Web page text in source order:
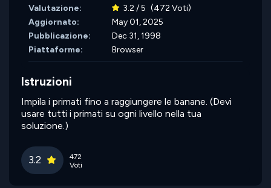
Valutazione:
3.2 / 5 (472 Voti)
Aggiornato:
May 01, 2025
Pubblicazione:
Dec 31, 1998
Piattaforme:
Browser
Istruzioni
Impila i primati fino a raggiungere le banane. (Devi
usare tutti i primati su ogni livello nella tua
soluzione.)
3.2
472
Voti